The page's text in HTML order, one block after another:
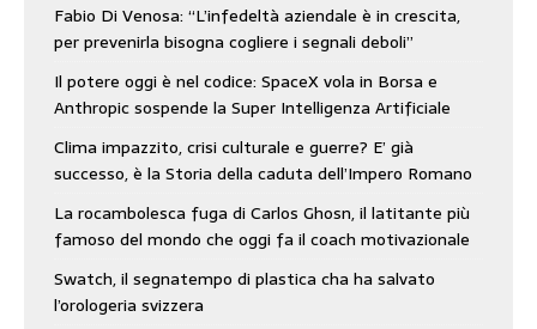
Fabio Di Venosa: “L’infedeltà aziendale è in crescita,
per prevenirla bisogna cogliere i segnali deboli”
Il potere oggi è nel codice: SpaceX vola in Borsa e
Anthropic sospende la Super Intelligenza Artificiale
Clima impazzito, crisi culturale e guerre? E’ già
successo, è la Storia della caduta dell’Impero Romano
La rocambolesca fuga di Carlos Ghosn, il latitante più
famoso del mondo che oggi fa il coach motivazionale
Swatch, il segnatempo di plastica cha ha salvato
l’orologeria svizzera